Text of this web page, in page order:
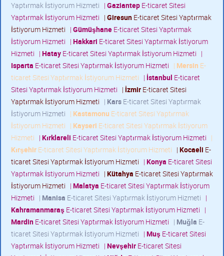
Yaptırmak İstiyorum Hizmeti | Gaziantep E-ticaret Sitesi
Yaptırmak İstiyorum Hizmeti | Giresun E-ticaret Sitesi Yaptırmak
İstiyorum Hizmeti | Gümüşhane E-ticaret Sitesi Yaptırmak
İstiyorum Hizmeti | Hakkari E-ticaret Sitesi Yaptırmak İstiyorum
Hizmeti | Hatay E-ticaret Sitesi Yaptırmak İstiyorum Hizmeti |
Isparta E-ticaret Sitesi Yaptırmak İstiyorum Hizmeti | Mersin E-
ticaret Sitesi Yaptırmak İstiyorum Hizmeti | İstanbul E-ticaret
Sitesi Yaptırmak İstiyorum Hizmeti | İzmir E-ticaret Sitesi
Yaptırmak İstiyorum Hizmeti | Kars E-ticaret Sitesi Yaptırmak
İstiyorum Hizmeti | Kastamonu E-ticaret Sitesi Yaptırmak
İstiyorum Hizmeti | Kayseri E-ticaret Sitesi Yaptırmak İstiyorum
Hizmeti | Kırklareli E-ticaret Sitesi Yaptırmak İstiyorum Hizmeti |
Kırşehir E-ticaret Sitesi Yaptırmak İstiyorum Hizmeti | Kocaeli E-
ticaret Sitesi Yaptırmak İstiyorum Hizmeti | Konya E-ticaret Sitesi
Yaptırmak İstiyorum Hizmeti | Kütahya E-ticaret Sitesi Yaptırmak
İstiyorum Hizmeti | Malatya E-ticaret Sitesi Yaptırmak İstiyorum
Hizmeti | Manisa E-ticaret Sitesi Yaptırmak İstiyorum Hizmeti |
Kahramanmaraş E-ticaret Sitesi Yaptırmak İstiyorum Hizmeti |
Mardin E-ticaret Sitesi Yaptırmak İstiyorum Hizmeti | Muğla E-
ticaret Sitesi Yaptırmak İstiyorum Hizmeti | Muş E-ticaret Sitesi
Yaptırmak İstiyorum Hizmeti | Nevşehir E-ticaret Sitesi